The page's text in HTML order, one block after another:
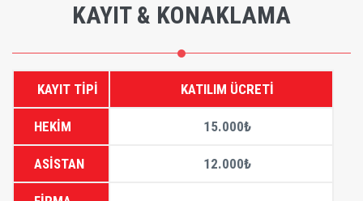
KAYIT & KONAKLAMA
KAYIT TİPİ KATILIM ÜCRETİ
HEKİM 15.000₺
ASİSTAN 12.000₺